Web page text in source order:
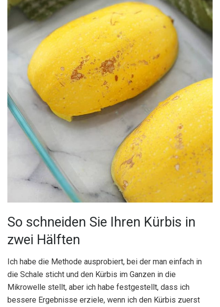
So schneiden Sie Ihren Kürbis in
zwei Hälften
Ich habe die Methode ausprobiert, bei der man einfach in
die Schale sticht und den Kürbis im Ganzen in die
Mikrowelle stellt, aber ich habe festgestellt, dass ich
bessere Ergebnisse erziele, wenn ich den Kürbis zuerst